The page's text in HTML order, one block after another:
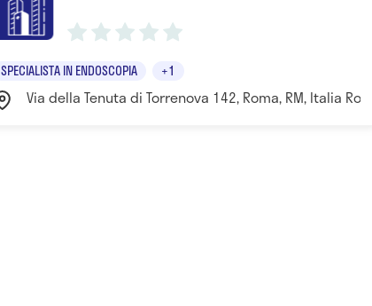
SPECIALISTA IN ENDOSCOPIA +1
Via della Tenuta di Torrenova 142, Roma, RM, Italia Roma